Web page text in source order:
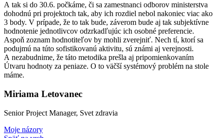
A tak si do 30.6. počkáme, či sa zamestnanci odborov ministerstva
dohodnú pri projektoch tak, aby ich rozdiel nebol nakoniec viac ako
3 body. V prípade, že to tak bude, záverom bude aj tak subjektívne
hodnotenie jednotlivcov odzrkadľujúc ich osobné preferencie.
Aspoň zoznam hodnotiteľov by mohli zverejniť. Nech tí, ktorí sa
podujmú na túto sofistikovanú aktivitu, sú známi aj verejnosti.
A nezabudnime, že táto metodika prešla aj pripomienkovaním
Útvaru hodnoty za peniaze. O to väčší systémový problém na stole
máme.
Miriama Letovanec
Senior Project Manager, Svet zdravia
Moje názory